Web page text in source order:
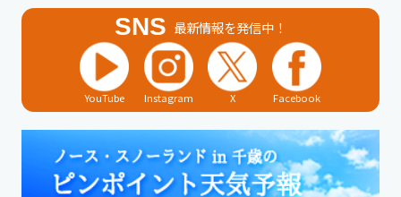
SNS 最新情報を発信中！
YouTube Instagram X Facebook